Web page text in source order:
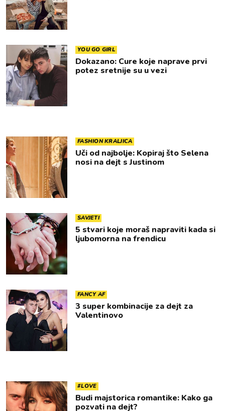
YOU GO GIRL
Dokazano: Cure koje naprave prvi
potez sretnije su u vezi
FASHION KRALJICA
Uči od najbolje: Kopiraj što Selena
nosi na dejt s Justinom
SAVJETI
5 stvari koje moraš napraviti kada si
ljubomorna na frendicu
FANCY AF
3 super kombinacije za dejt za
Valentinovo
#LOVE
Budi majstorica romantike: Kako ga
pozvati na dejt?